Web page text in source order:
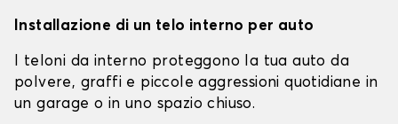
Installazione di un telo interno per auto
I teloni da interno proteggono la tua auto da
polvere, graffi e piccole aggressioni quotidiane in
un garage o in uno spazio chiuso.